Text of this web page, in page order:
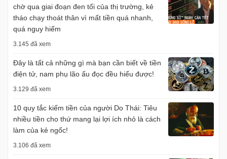
chờ qua giai đoạn đen tối của thị trường, kẻ
tháo chạy thoát thân vì mất tiền quá nhanh,
quá nguy hiểm
3.145 đã xem
Đây là tất cả những gì mà bạn cần biết về tiền
điện tử, nam phụ lão ấu đọc đều hiểu được!
3.129 đã xem
10 quy tắc kiếm tiền của người Do Thái: Tiêu
nhiều tiền cho thứ mang lại lợi ích nhỏ là cách
làm của kẻ ngốc!
3.106 đã xem